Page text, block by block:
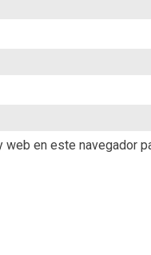
en este navegador